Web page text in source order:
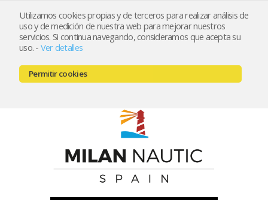
Utilizamos cookies propias y de terceros para realizar análisis de
uso y de medición de nuestra web para mejorar nuestros
servicios. Si continua navegando, consideramos que acepta su
uso. - Ver detalles
Permitir cookies
Registrarse Mi cuenta
666521122 // 654999333